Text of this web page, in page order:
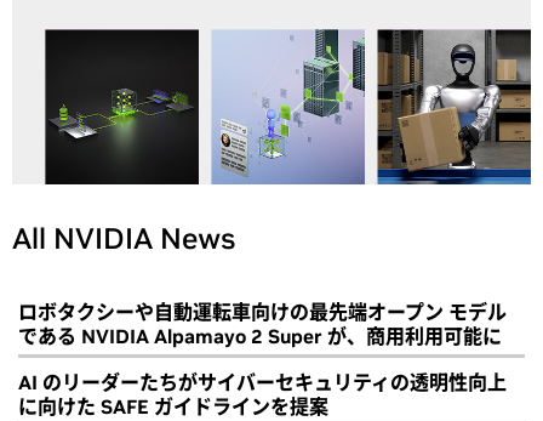
All NVIDIA News
ロボタクシーや自動運転車向けの最先端オープン モデル
である NVIDIA Alpamayo 2 Super が、商用利用可能に
AI のリーダーたちがサイバーセキュリティの透明性向上
に向けた SAFE ガイドラインを提案